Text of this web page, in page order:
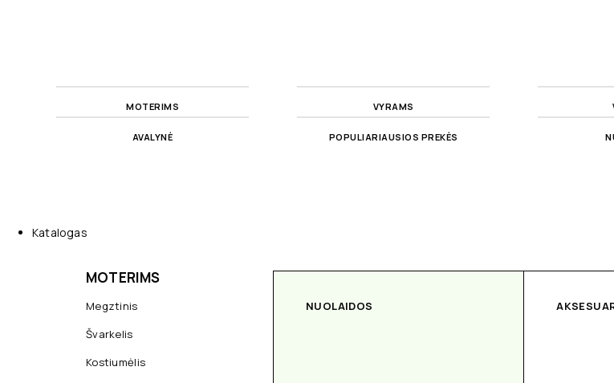
MOTERIMS VYRAMS
AVALYNĖ POPULIARIAUSIOS PREKĖS
Katalogas
MOTERIMS
Megztinis
Švarkelis
Kostiumėlis
NUOLAIDOS